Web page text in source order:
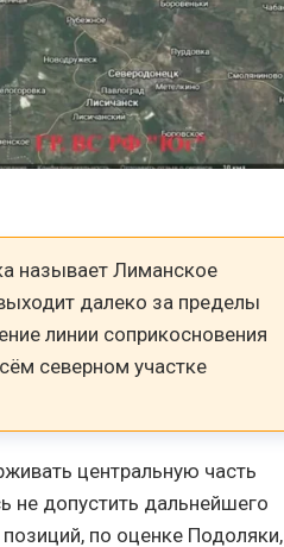
называет Лиманское
далеко за пределы
линии соприкосновения
северном участке
центральную часть
не допустить дальнейшего
по оценке Подоляки,